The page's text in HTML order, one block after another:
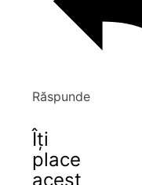
Răspunde
Îți
place
acest